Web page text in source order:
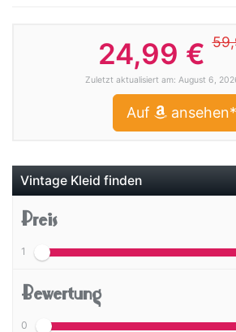
24,99 €
Zuletzt aktualisiert am: August 6,
Auf ansehen*
Vintage Kleid finden
Preis
1
Bewertung
0